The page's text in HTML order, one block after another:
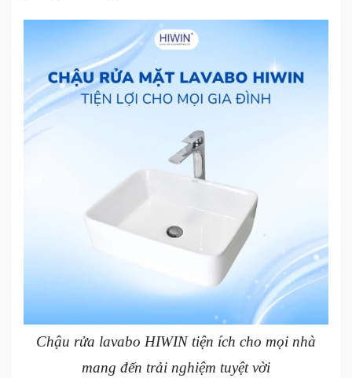
Chậu rửa lavabo HIWIN tiện ích cho mọi nhà
mang đến trải nghiệm tuyệt vời